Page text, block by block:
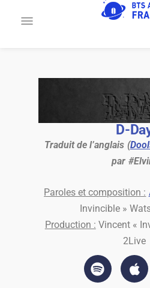
D-
Traduit de l’anglais (
par
Paroles et composition :
Invincible »
Production : Vincent «
2Live